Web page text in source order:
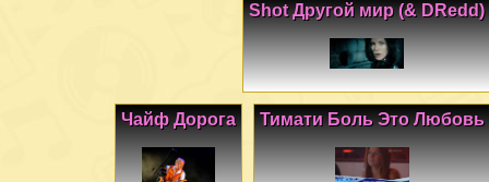
Shot Другой мир (& DRedd)
Тимати Боль Это Любовь
Чайф Дорога